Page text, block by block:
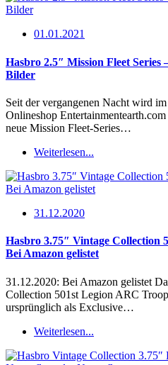
01.01.2021
Hasbro 2.5″ Mission Fleet Series
Bilder
Seit der vergangenen Nacht wird
Onlineshop
neue Mission Fleet-Series…
Weiterlesen...
31.12.2020
Hasbro 3.75″ Vintage Collection
Bei Amazon gelistet
31.12.2020: Bei Amazon gelistet
Collection 501st Legion ARC
ursprünglich als Exclusive…
Weiterlesen...